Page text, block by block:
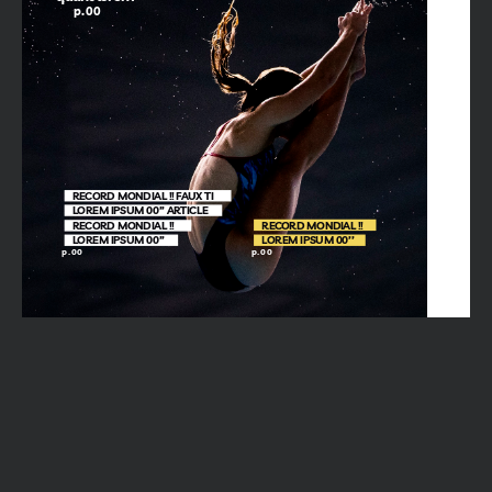
RECORD MONDIAL !!
LOREM IPSUM 00’’
RECORD MONDIAL !! FAUX TI
LOREM IPSUM 00’’ ARTICLE
RECORD MONDIAL !!
LOREM IPSUM 00’’
p.00 p.00
p.00
p.00